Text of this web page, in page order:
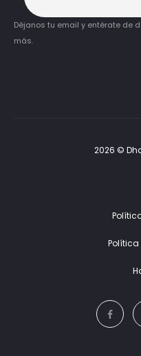
Déjanos tu email y entérate de
más.
2026 ©